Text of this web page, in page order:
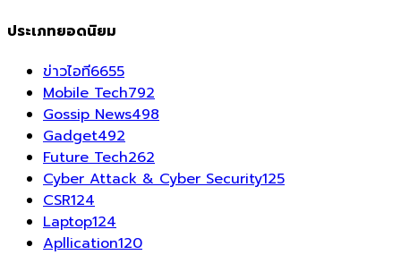
ประเภทยอดนิยม
ข่าวไอที6655
Mobile Tech792
Gossip News498
Gadget492
Future Tech262
Cyber Attack & Cyber Security125
CSR124
Laptop124
Apllication120